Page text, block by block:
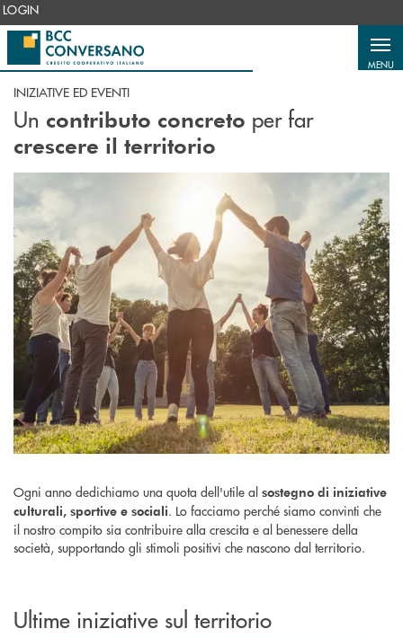
Salta al contenuto principale
LOGIN
MENU
INIZIATIVE ED EVENTI
Un contributo concreto per far
crescere il territorio
Ogni anno dedichiamo una quota dell'utile al sostegno di iniziative
culturali, sportive e sociali. Lo facciamo perché siamo convinti che
il nostro compito sia contribuire alla crescita e al benessere della
società, supportando gli stimoli positivi che nascono dal territorio.
Ultime iniziative sul territorio